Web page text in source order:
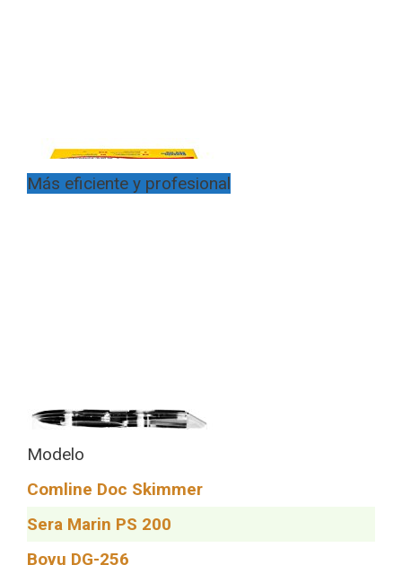
Más eficiente y profesional
Modelo
Comline Doc Skimmer
Sera Marin PS 200
Boyu DG-256